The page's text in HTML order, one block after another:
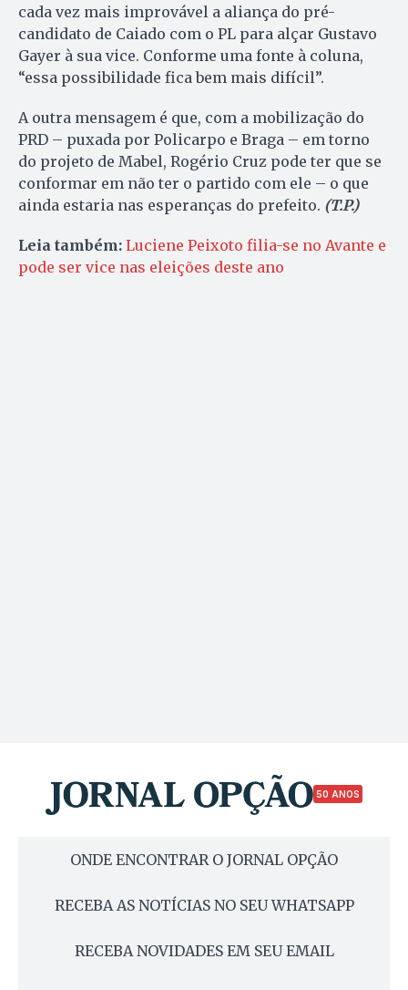
cada vez mais improvável a aliança do pré-
candidato de Caiado com o PL para alçar Gustavo
Gayer à sua vice. Conforme uma fonte à coluna,
“essa possibilidade fica bem mais difícil”.
A outra mensagem é que, com a mobilização do
PRD – puxada por Policarpo e Braga – em torno
do projeto de Mabel, Rogério Cruz pode ter que se
conformar em não ter o partido com ele – o que
ainda estaria nas esperanças do prefeito. (T.P.)
Leia também: Luciene Peixoto filia-se no Avante e
pode ser vice nas eleições deste ano
50 ANOS
ONDE ENCONTRAR O JORNAL OPÇÃO
RECEBA AS NOTÍCIAS NO SEU WHATSAPP
RECEBA NOVIDADES EM SEU EMAIL